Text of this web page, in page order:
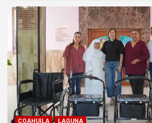
COAHUILA LAGUNA